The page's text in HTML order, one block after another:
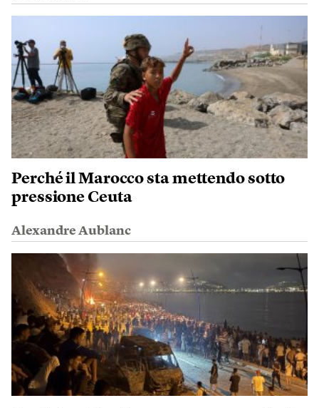
Perché il Marocco sta mettendo sotto
pressione Ceuta
Alexandre Aublanc